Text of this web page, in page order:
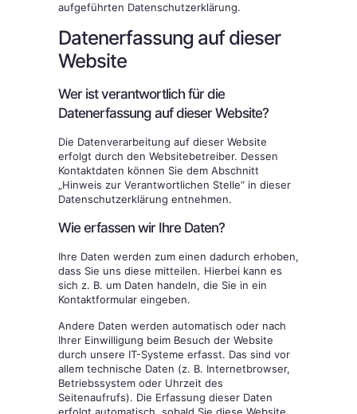
aufgeführten Datenschutzerklärung.
Datenerfassung auf dieser
Website
Wer ist verantwortlich für die
Datenerfassung auf dieser Website?
Die Datenverarbeitung auf dieser Website
erfolgt durch den Websitebetreiber. Dessen
Kontaktdaten können Sie dem Abschnitt
„Hinweis zur Verantwortlichen Stelle“ in dieser
Datenschutzerklärung entnehmen.
Wie erfassen wir Ihre Daten?
Ihre Daten werden zum einen dadurch erhoben,
dass Sie uns diese mitteilen. Hierbei kann es
sich z. B. um Daten handeln, die Sie in ein
Kontaktformular eingeben.
Andere Daten werden automatisch oder nach
Ihrer Einwilligung beim Besuch der Website
durch unsere IT-Systeme erfasst. Das sind vor
allem technische Daten (z. B. Internetbrowser,
Betriebssystem oder Uhrzeit des
Seitenaufrufs). Die Erfassung dieser Daten